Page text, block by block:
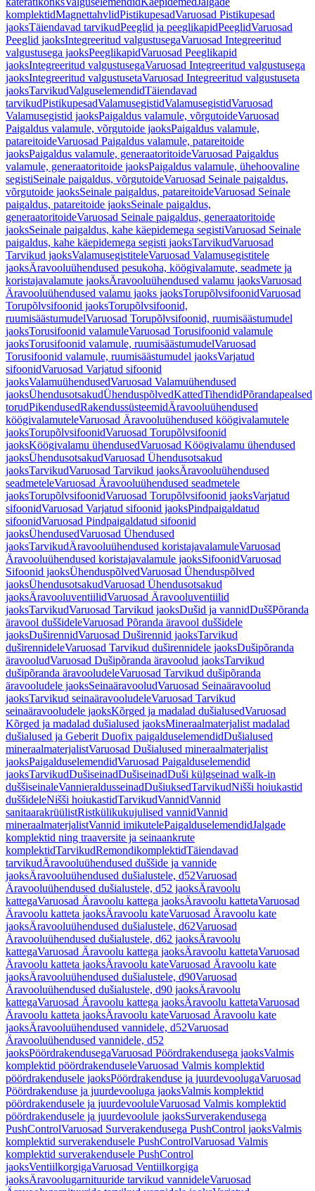
komplektidMagnettahvlidPistikupesadVaruosad Pistikupesad
jaoksTäiendavad tarvikudPeeglid ja peeglikapidPeeglidVaruosad
Peeglid jaoksIntegreeritud valgustusegaVaruosad Integreeritud
valgustusega jaoksPeeglikapidVaruosad Peeglikapid
jaoksIntegreeritud valgustusegaVaruosad Integreeritud valgustusega
jaoksIntegreeritud valgustusetaVaruosad Integreeritud valgustuseta
jaoksTarvikudValguselemendidTäiendavad
tarvikudPistikupesadValamusegistidValamusegistidVaruosad
Valamusegistid jaoksPaigaldus valamule, võrgutoideVaruosad
Paigaldus valamule, võrgutoide jaoksPaigaldus valamule,
patareitoideVaruosad Paigaldus valamule, patareitoide
jaoksPaigaldus valamule, generaatoritoideVaruosad Paigaldus
valamule, generaatoritoide jaoksPaigaldus valamule, ühehoovaline
segistiSeinale paigaldus, võrgutoideVaruosad Seinale paigaldus,
võrgutoide jaoksSeinale paigaldus, patareitoideVaruosad Seinale
paigaldus, patareitoide jaoksSeinale paigaldus,
generaatoritoideVaruosad Seinale paigaldus, generaatoritoide
jaoksSeinale paigaldus, kahe käepidemega segistiVaruosad Seinale
paigaldus, kahe käepidemega segisti jaoksTarvikudVaruosad
Tarvikud jaoksValamusegistiteleVaruosad Valamusegistitele
jaoksÄravooluühendused pesukoha, köögivalamute, seadmete ja
koristajavalamute jaoksÄravooluühendused valamu jaoksVaruosad
Äravooluühendused valamu jaoks jaoksTorupõlvsifoonidVaruosad
Torupõlvsifoonid jaoksTorupõlvsifoonid,
ruumisäästumudelVaruosad Torupõlvsifoonid, ruumisäästumudel
jaoksTorusifoonid valamuleVaruosad Torusifoonid valamule
jaoksTorusifoonid valamule, ruumisäästumudelVaruosad
Torusifoonid valamule, ruumisäästumudel jaoksVarjatud
sifoonidVaruosad Varjatud sifoonid
jaoksValamuühendusedVaruosad Valamuühendused
jaoksÜhendusotsakudÜhenduspõlvedKattedTihendidPõrandapealsed
torudPikendusedRakendussüsteemidÄravooluühendused
köögivalamuteleVaruosad Äravooluühendused köögivalamutele
jaoksTorupõlvsifoonidVaruosad Torupõlvsifoonid
jaoksKöögivalamu ühendusedVaruosad Köögivalamu ühendused
jaoksÜhendusotsakudVaruosad Ühendusotsakud
jaoksTarvikudVaruosad Tarvikud jaoksÄravooluühendused
seadmeteleVaruosad Äravooluühendused seadmetele
jaoksTorupõlvsifoonidVaruosad Torupõlvsifoonid jaoksVarjatud
sifoonidVaruosad Varjatud sifoonid jaoksPindpaigaldatud
sifoonidVaruosad Pindpaigaldatud sifoonid
jaoksÜhendusedVaruosad Ühendused
jaoksTarvikudÄravooluühendused koristajavalamuleVaruosad
Äravooluühendused koristajavalamule jaoksSifoonidVaruosad
Sifoonid jaoksÜhenduspõlvedVaruosad Ühenduspõlved
jaoksÜhendusotsakudVaruosad Ühendusotsakud
jaoksÄravooluventiilidVaruosad Äravooluventiilid
jaoksTarvikudVaruosad Tarvikud jaoksDušid ja vannidDuššPõranda
äravool duššideleVaruosad Põranda äravool duššidele
jaoksDuširennidVaruosad Duširennid jaoksTarvikud
duširennideleVaruosad Tarvikud duširennidele jaoksDušipõranda
äravooludVaruosad Dušipõranda äravoolud jaoksTarvikud
dušipõranda äravooludeleVaruosad Tarvikud dušipõranda
äravooludele jaoksSeinaäravooludVaruosad Seinaäravoolud
jaoksTarvikud seinaäravooludeleVaruosad Tarvikud
seinaäravooludele jaoksKõrged ja madalad dušialusedVaruosad
Kõrged ja madalad dušialused jaoksMineraalmaterjalist madalad
dušialused ja Geberit Duofix paigalduselemendidDušialused
mineraalmaterjalistVaruosad Dušialused mineraalmaterjalist
jaoksPaigalduselemendidVaruosad Paigalduselemendid
jaoksTarvikudDušiseinadDušiseinadDuši külgseinad walk-in
duššiseinaleVannieraldusseinadDušiuksedTarvikudNišši hoiukastid
duššideleNišši hoiukastidTarvikudVannidVannid
sanitaarakrüülistRistkülikukujulised vannidVannid
mineraalmaterjalistVannid imikutelePaigalduselemendidJalgade
komplektid ning traaversite ja seinaankrute
komplektidTarvikudRemondikomplektidTäiendavad
tarvikudÄravooluühendused duššide ja vannide
jaoksÄravooluühendused dušialustele, d52Varuosad
Äravooluühendused dušialustele, d52 jaoksÄravoolu
kattegaVaruosad Äravoolu kattega jaoksÄravoolu kattetaVaruosad
Äravoolu katteta jaoksÄravoolu kateVaruosad Äravoolu kate
jaoksÄravooluühendused dušialustele, d62Varuosad
Äravooluühendused dušialustele, d62 jaoksÄravoolu
kattegaVaruosad Äravoolu kattega jaoksÄravoolu kattetaVaruosad
Äravoolu katteta jaoksÄravoolu kateVaruosad Äravoolu kate
jaoksÄravooluühendused dušialustele, d90Varuosad
Äravooluühendused dušialustele, d90 jaoksÄravoolu
kattegaVaruosad Äravoolu kattega jaoksÄravoolu kattetaVaruosad
Äravoolu katteta jaoksÄravoolu kateVaruosad Äravoolu kate
jaoksÄravooluühendused vannidele, d52Varuosad
Äravooluühendused vannidele, d52
jaoksPöördrakendusegaVaruosad Pöördrakendusega jaoksValmis
komplektid pöördrakenduseleVaruosad Valmis komplektid
pöördrakendusele jaoksPöördrakenduse ja juurdevoolugaVaruosad
Pöördrakenduse ja juurdevooluga jaoksValmis komplektid
pöördrakendusele ja juurdevooluleVaruosad Valmis komplektid
pöördrakendusele ja juurdevoolule jaoksSurverakendusega
PushControlVaruosad Surverakendusega PushControl jaoksValmis
komplektid surverakendusele PushControlVaruosad Valmis
komplektid surverakendusele PushControl
jaoksVentiilkorgigaVaruosad Ventiilkorgiga
jaoksÄravoolugarnituuride tarvikud vannideleVaruosad